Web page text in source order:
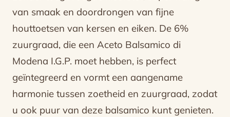
van smaak en doordrongen van fijne
houttoetsen van kersen en eiken. De 6%
zuurgraad, die een Aceto Balsamico di
Modena I.G.P. moet hebben, is perfect
geïntegreerd en vormt een aangename
harmonie tussen zoetheid en zuurgraad, zodat
u ook puur van deze balsamico kunt genieten.